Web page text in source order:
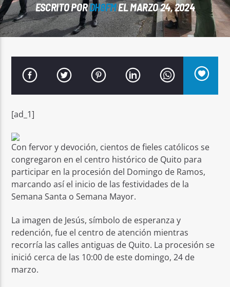
TÍTULO
ARTISTA
Señal FM
ESCRITO PORDH8FMEL MARZO 24, 2024
[ad_1]
Con fervor y devoción, cientos de fieles católicos se
congregaron en el centro histórico de Quito para
participar en la procesión del Domingo de Ramos,
marcando así el inicio de las festividades de la
Semana Santa o Semana Mayor.
La imagen de Jesús, símbolo de esperanza y
redención, fue el centro de atención mientras
recorría las calles antiguas de Quito. La procesión se
inició cerca de las 10:00 de este domingo, 24 de
marzo.